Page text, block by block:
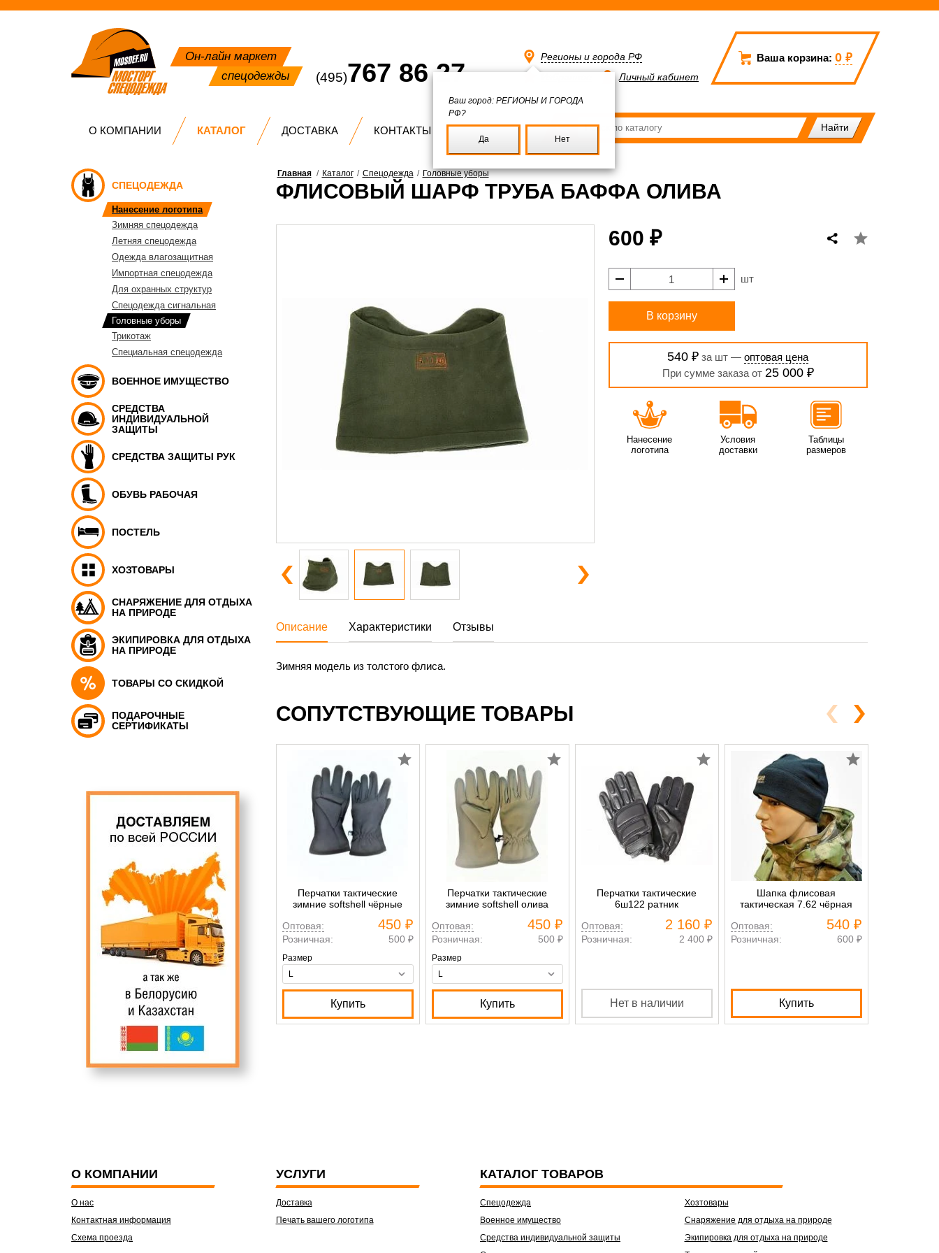
Он-лайн маркет
спецодежды
(495)767 86 27
Ваша корзина: 0 ₽
Регионы и города РФ
Ваш город: РЕГИОНЫ И ГОРОДА
РФ?
Да Нет
Личный кабинет
О КОМПАНИИ КАТАЛОГ ДОСТАВКА КОНТАКТЫ
СПЕЦОДЕЖДА
Нанесение логотипа
Зимняя спецодежда
Летняя спецодежда
Одежда влагозащитная
Импортная спецодежда
Для охранных структур
Спецодежда сигнальная
Головные уборы
Трикотаж
Специальная спецодежда
ВОЕННОЕ ИМУЩЕСТВО
СРЕДСТВА
ИНДИВИДУАЛЬНОЙ
ЗАЩИТЫ
СРЕДСТВА ЗАЩИТЫ РУК
ОБУВЬ РАБОЧАЯ
ПОСТЕЛЬ
ХОЗТОВАРЫ
СНАРЯЖЕНИЕ ДЛЯ ОТДЫХА
НА ПРИРОДЕ
ЭКИПИРОВКА ДЛЯ ОТДЫХА
НА ПРИРОДЕ
ТОВАРЫ СО СКИДКОЙ
ПОДАРОЧНЫЕ
СЕРТИФИКАТЫ
Главная / Каталог / Спецодежда / Головные уборы
ФЛИСОВЫЙ ШАРФ ТРУБА БАФФА ОЛИВА
600 ₽
шт
В корзину
540 ₽ за шт —оптовая цена
При сумме заказа от 25 000 ₽
Описание Характеристики Отзывы
Зимняя модель из толстого флиса.
Нанесение
логотипа
Условия
доставки
Таблицы
размеров
СОПУТСТВУЮЩИЕ ТОВАРЫ
Перчатки тактические
зимние softshell чёрные
Оптовая:
450 ₽
Розничная: 500 ₽
Размер
Купить
Перчатки тактические
зимние softshell олива
Оптовая:
450 ₽
Розничная: 500 ₽
Размер
Купить
Перчатки тактические
6ш122 ратник
Оптовая:
2 160 ₽
Розничная: 2 400 ₽
Нет в наличии
Шапка флисовая
тактическая 7.62 чёрная
Оптовая:
540 ₽
Розничная: 600 ₽
Купить
О КОМПАНИИ
О нас
Контактная информация
Схема проезда
УСЛУГИ
Доставка
Печать вашего логотипа
КАТАЛОГ ТОВАРОВ
Спецодежда
Военное имущество
Средства индивидуальной защиты
Хозтовары
Снаряжение для отдыха на природе
Экипировка для отдыха на природе